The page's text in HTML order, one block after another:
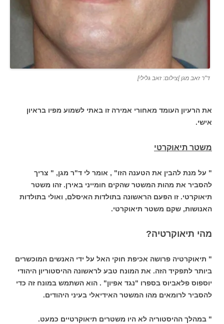
ד"ר זאב מגן ]צילום: זאב גלילי]
את הרעיון העומד מאחורי אמירה זו באתי לשמוע מפיו בראיון
אישי.
משטר תיאוקרטי
" על מנת להבין את הטענה הזו" , אומר לי ד"ר מגן, " צריך
להסביר את מהות המשטר שהקים חומייני באירן. זהו משטר
תיאוקרטי. זו הפעם הראשונה בתולדות האיסלם, ואולי בתולדות
האנושות, שקם משטר תיאוקרטי.
מהי תיאוקרטיה?
" תיאוקרטיה פרושה אכיפת חוקי האל על ידי האנשים המוכשרים
ביותר לתפקיד הזה. את המונח טבע לראשונה ההיסטוריון היהודי
יוספוס פלאביוס בספרו "נגד אפיון" . הוא השתמש במונח זה כדי
להסביר לרומאים מהו המשטר האידיאלי בעיני היהודים.
" במהלך ההיסטוריה לא היו משטרים תיאוקרטיים כמעט.